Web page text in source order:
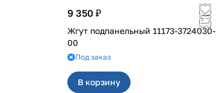
9 350 ₽
Жгут подпанельный 11173-3724030-
00
Под заказ
В корзину